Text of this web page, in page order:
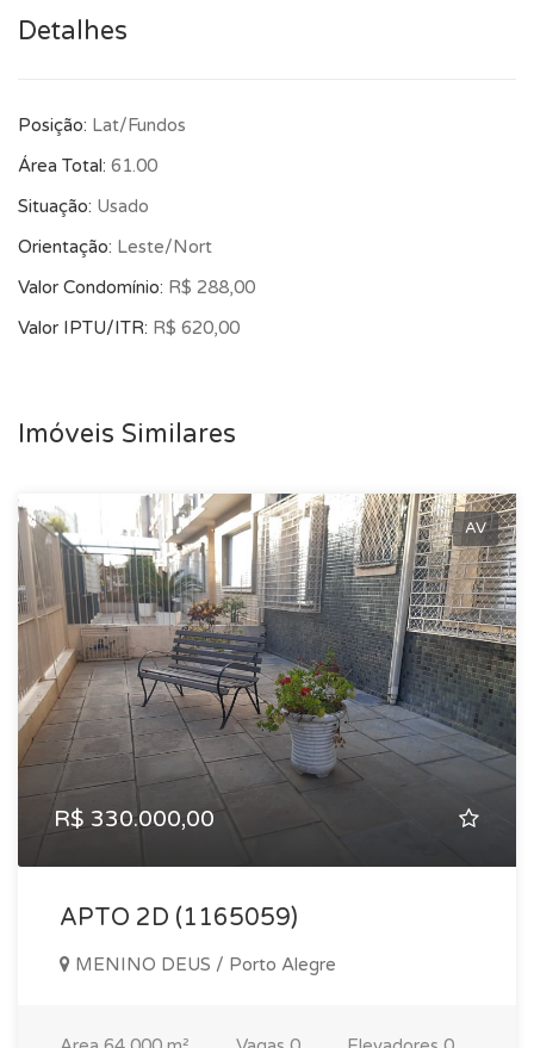
Detalhes
Posição: Lat/Fundos
Área Total: 61.00
Situação: Usado
Orientação: Leste/Nort
Valor Condomínio: R$ 288,00
Valor IPTU/ITR: R$ 620,00
Imóveis Similares
AV
R$ 330.000,00
APTO 2D (1165059)
MENINO DEUS / Porto Alegre